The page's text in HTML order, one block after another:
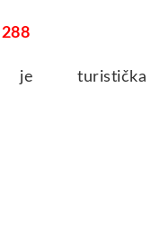
je turistička